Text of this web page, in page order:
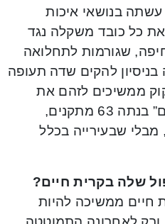
בנושאי איכות
כל כובד משקלה נגד
שגורמות לתחלואה
בניסיון להקים שדה תעופה
ממשיכים לזהם את
הסביבה, וחברת “פז שמנים” בנתה 63 מתקנים,
מבלי שבעירייה בכלל
שלה בקרית חיים?
חיים ממשיכה להיות